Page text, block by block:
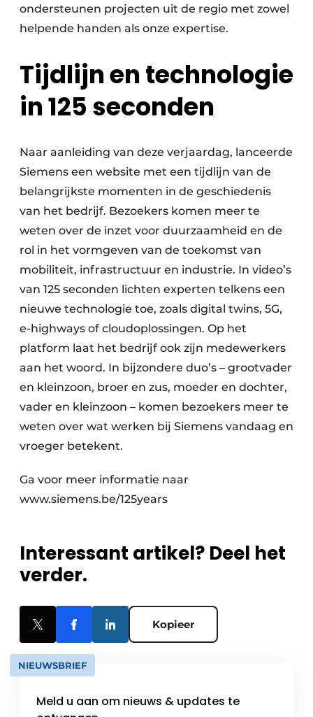
ondersteunen projecten uit de regio met zowel
helpende handen als onze expertise.
Tijdlijn en technologie
in 125 seconden
Naar aanleiding van deze verjaardag, lanceerde
Siemens een website met een tijdlijn van de
belangrijkste momenten in de geschiedenis
van het bedrijf. Bezoekers komen meer te
weten over de inzet voor duurzaamheid en de
rol in het vormgeven van de toekomst van
mobiliteit, infrastructuur en industrie. In video’s
van 125 seconden lichten experten telkens een
nieuwe technologie toe, zoals digital twins, 5G,
e-highways of cloudoplossingen. Op het
platform laat het bedrijf ook zijn medewerkers
aan het woord. In bijzondere duo’s – grootvader
en kleinzoon, broer en zus, moeder en dochter,
vader en kleinzoon – komen bezoekers meer te
weten over wat werken bij Siemens vandaag en
vroeger betekent.
Ga voor meer informatie naar
www.siemens.be/125years
Interessant artikel? Deel het
verder.
Kopieer
NIEUWSBRIEF
Meld u aan om nieuws & updates te